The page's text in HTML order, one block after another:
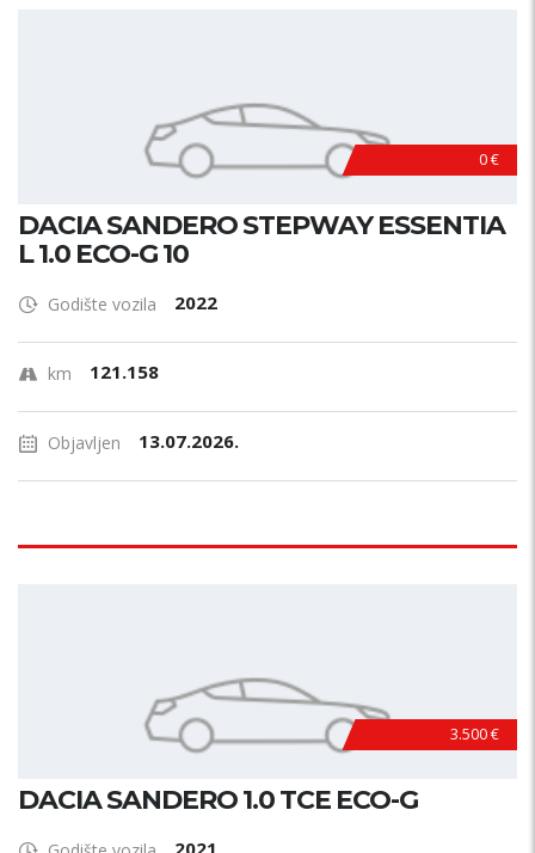
0 €
DACIA SANDERO STEPWAY ESSENTIA
L 1.0 ECO-G 10
Godište vozila 2022
km 121.158
Objavljen 13.07.2026.
3.500 €
DACIA SANDERO 1.0 TCE ECO-G
2021